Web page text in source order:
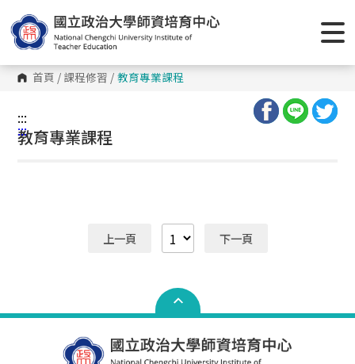
到
主
要
內
容
區 首頁 / 課程修習 / 教育專業課程
:::
:::
教育專業課程
上一頁 下一頁